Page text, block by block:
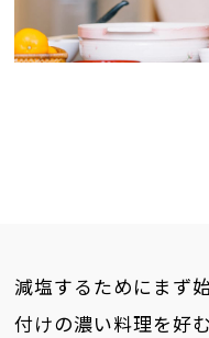
減塩するためにまず
付けの濃い料理を好